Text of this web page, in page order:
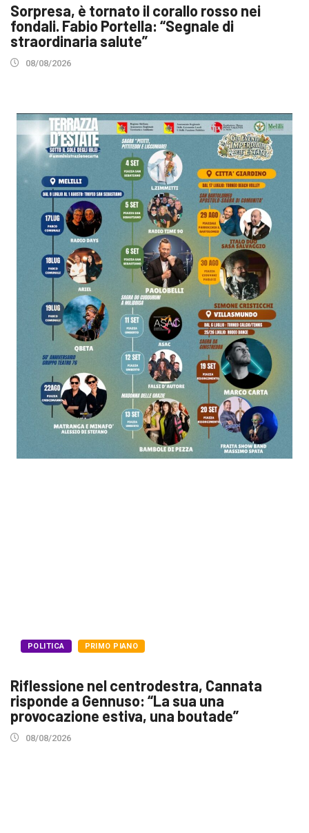
Sorpresa, è tornato il corallo rosso nei
fondali. Fabio Portella: “Segnale di
straordinaria salute”
08/08/2026
POLITICA PRIMO PIANO
Riflessione nel centrodestra, Cannata
risponde a Gennuso: “La sua una
provocazione estiva, una boutade”
08/08/2026